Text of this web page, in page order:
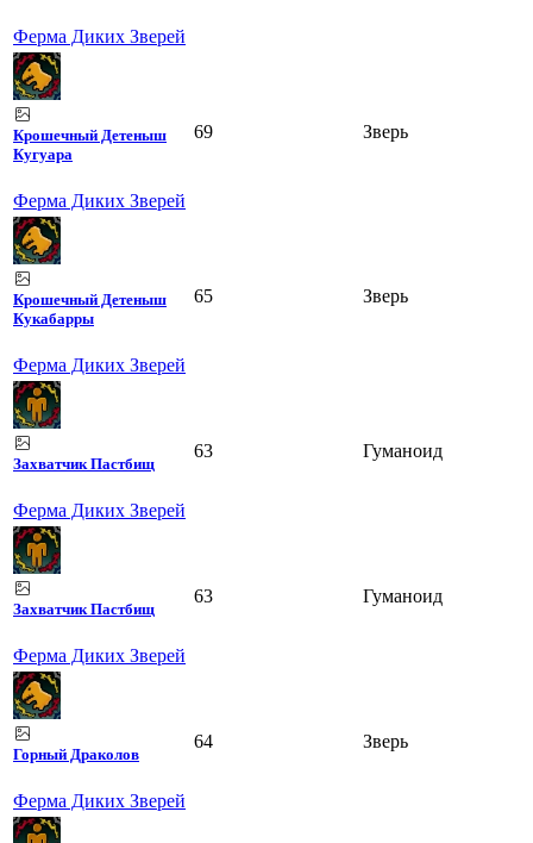
Ферма Диких Зверей
Крошечный Детеныш
Кугуара
Ферма Диких Зверей
69 Зверь
Крошечный Детеныш
Кукабарры
Ферма Диких Зверей
65 Зверь
Захватчик Пастбищ
Ферма Диких Зверей
63 Гуманоид
Захватчик Пастбищ
Ферма Диких Зверей
63 Гуманоид
Горный Драколов
Ферма Диких Зверей
64 Зверь